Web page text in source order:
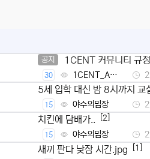
공지 1CENT 커뮤니티 규정
30
1CENT_Ad
min
5세 입학 대신 밤 8시까지 교
났다
15 야수의밈장
치킨에 담배가.. [2]
15 야수의밈장
새끼 판다 낮잠 시간.jpg [1]